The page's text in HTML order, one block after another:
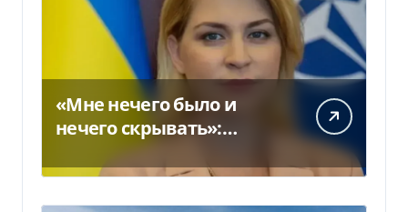
«Мне нечего было и
нечего скрывать»:
Стефанишина
прокомментировала
новое подозрение